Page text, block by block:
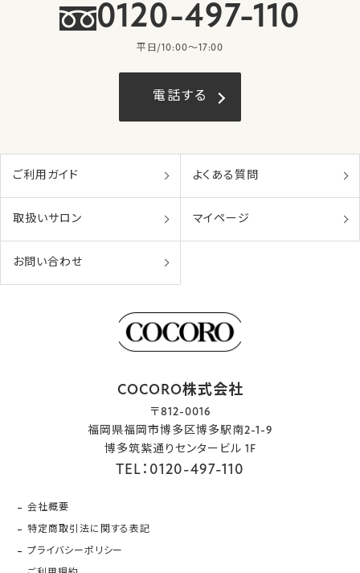
0120-497-110
平日/10:00〜17:00
電話する
ご利用ガイド よくある質問
取扱いサロン マイページ
お問い合わせ
COCORO株式会社
〒812-0016
福岡県福岡市博多区博多駅南2-1-9
博多筑紫通りセンタービル 1F
TEL：0120-497-110
会社概要
特定商取引法に関する表記
プライバシーポリシー